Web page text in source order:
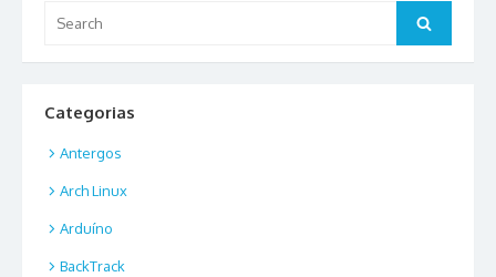
for:
Search
Categorias
Antergos
Arch Linux
Arduíno
BackTrack